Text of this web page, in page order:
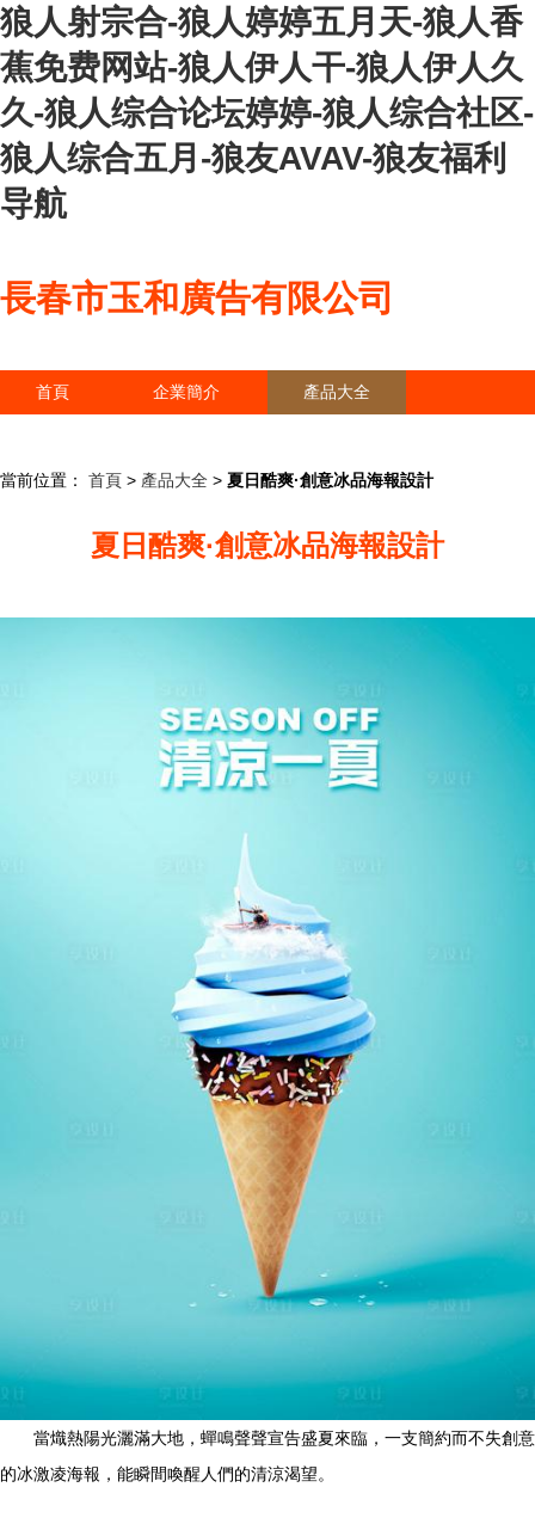
狼人射宗合-狼人婷婷五月天-狼人香
蕉免费网站-狼人伊人干-狼人伊人久
久-狼人综合论坛婷婷-狼人综合社区-
狼人综合五月-狼友AVAV-狼友福利
导航
長春市玉和廣告有限公司
首頁 企業簡介 產品大全
當前位置： 首頁 > 產品大全 > 夏日酷爽·創意冰品海報設計
夏日酷爽·創意冰品海報設計
當熾熱陽光灑滿大地，蟬鳴聲聲宣告盛夏來臨，一支簡約而不失創意
的冰激凌海報，能瞬間喚醒人們的清涼渴望。